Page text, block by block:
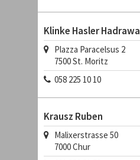
Klinke Hasler Hadrawa
Plazza Paracelsus 2
7500St. Moritz
058 225 10 10
Krausz Ruben
Malixerstrasse 50
7000Chur